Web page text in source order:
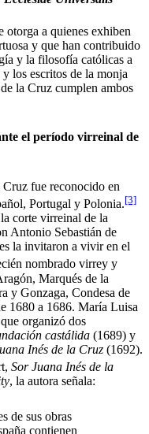
otorga a quienes exhiben
y que han contribuido
y la filosofía católicas a
los escritos de la monja
la Cruz cumplen ambos
el período virreinal de
fue reconocido en
Portugal y Polonia.[3]
corte virreinal de la
Antonio Sebastián de
la invitaron a vivir en el
nombrado virrey y
Marqués de la
y Gonzaga, Condesa de
1680 a 1686. María Luisa
organizó dos
castálida (1689) y
Inés de la Cruz (1692).
Sor Juana Inés de la
, la autora señala:
de sus obras
contienen